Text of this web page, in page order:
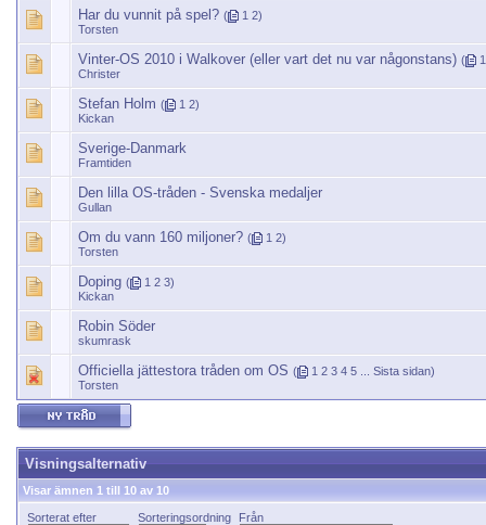
Har du vunnit på spel? ( 1 2)
Torsten
Vinter-OS 2010 i Walkover (eller vart det nu var någonstans) (
1
Christer
Stefan Holm ( 1 2)
Kickan
Sverige-Danmark
Framtiden
Den lilla OS-tråden - Svenska medaljer
Gullan
Om du vann 160 miljoner? ( 1 2)
Torsten
Doping ( 1 2 3)
Kickan
Robin Söder
skumrask
Officiella jättestora tråden om OS ( 1 2 3 4 5 Sista sidan)
Torsten
Visningsalternativ
Visar ämnen 1 till 10 av 10
Sorterat efter Sorteringsordning Från